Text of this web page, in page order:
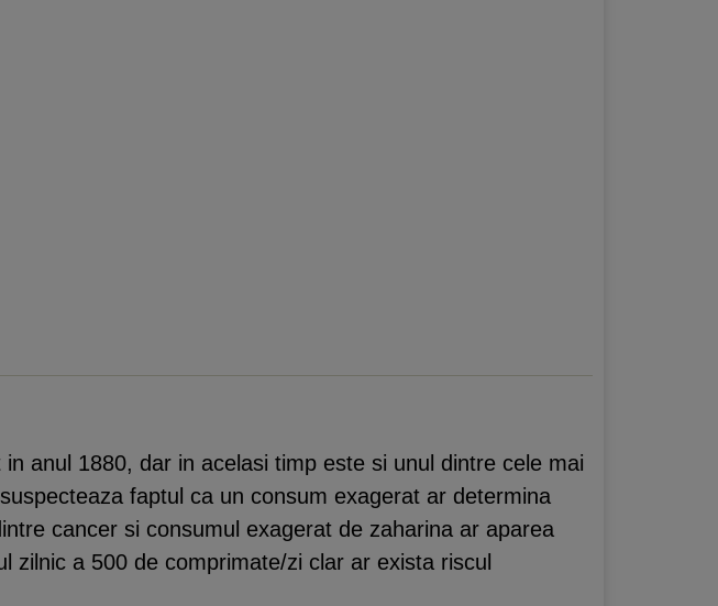
anul 1880, dar in acelasi timp este si unul dintre cele mai
faptul ca un consum exagerat ar determina
cancer si consumul exagerat de zaharina ar aparea
zilnic a 500 de comprimate/zi clar ar exista riscul